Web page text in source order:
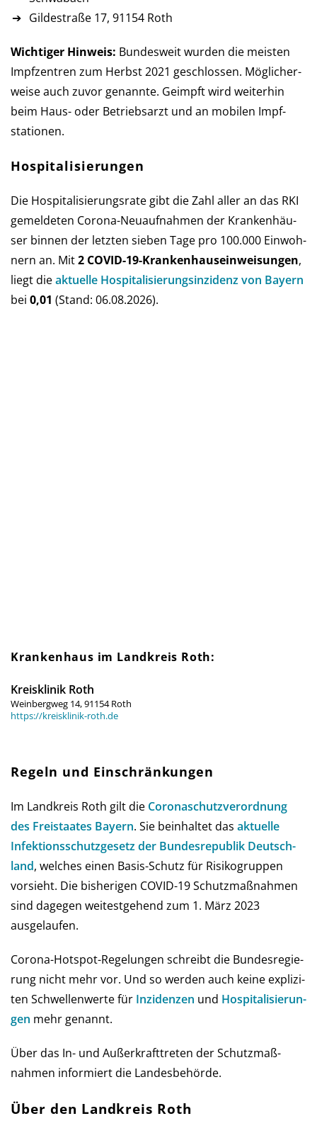
Gildestraße 17, 91154 Roth
Wichtiger Hinweis: Bundesweit wurden die meisten
Impf­zen­tren zum Herbst 2021 ge­schlos­sen. Mög­licher­
weise auch zu­vor ge­nannte. Ge­impft wird weiter­hin
beim Haus- oder Betriebs­arzt und an mobilen Impf­
stationen.
Hospitalisierungen
Die Hospitalisierungsrate gibt die Zahl aller an das RKI
ge­mel­de­ten Corona-Neu­auf­nah­men der Kran­ken­häu­
ser bin­nen der letz­ten sie­ben Tage pro 100.000 Ein­woh­
nern an. Mit2 COVID-19-Kranken­haus­ein­weisun­gen,
liegt dieaktu­elle Hos­pi­ta­li­sie­rungs­in­zi­denz von Bay­ern
bei 0,01 (Stand: 06.08.2026).
Krankenhaus im Landkreis Roth:
Kreisklinik Roth
Weinbergweg 14, 91154 Roth
https://kreisklinik-roth.de
Regeln und Einschränkungen
Im Landkreis Roth gilt die Corona­schutz­ver­ord­nung
des Frei­staates Bay­ern. Sie be­in­hal­tet das aktu­elle
Infe­ktions­schutz­ge­setz der Bun­des­re­pub­lik Deutsch­
land, wel­ches einen Basis-Schutz für Risi­ko­grup­pen
vor­sieht. Die bis­he­ri­gen COVID-19 Schutz­maß­nah­men
sind da­ge­gen wei­test­gehend zum 1. März 2023
ausgelaufen.
Corona-Hot­spot-Regelungen schreibt die Bun­des­re­gie­
rung nicht mehr vor. Und so wer­den auch keine ex­pli­zi­
ten Schwel­len­werte für Inzi­den­zen und Hos­pi­ta­li­sie­run­
gen mehr genannt.
Über das In- und Außer­kraft­treten der Schutz­maß­
nahmen infor­miert die Landes­behörde.
Über den Landkreis Roth